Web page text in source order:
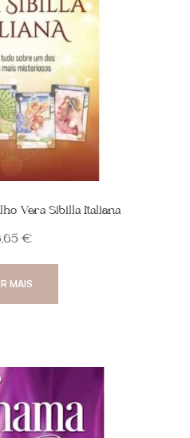
Vera Sibilla Italiana
€
MAIS